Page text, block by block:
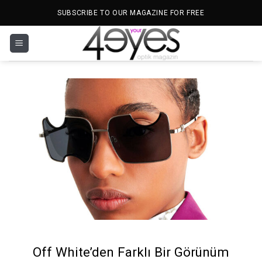
SUBSCRIBE TO OUR MAGAZINE FOR FREE
Off White’den Farklı Bir Görünüm